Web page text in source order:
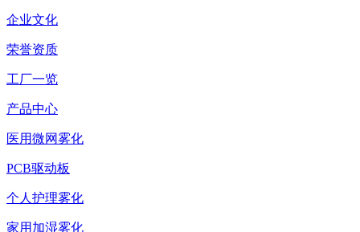
企业文化
荣誉资质
工厂一览
产品中心
医用微网雾化
PCB驱动板
个人护理雾化
家用加湿雾化